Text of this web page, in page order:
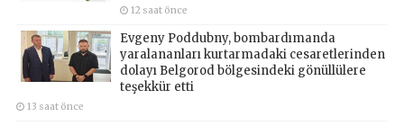
12 saat önce
Evgeny Poddubny, bombardımanda
yaralananları kurtarmadaki cesaretlerinden
dolayı Belgorod bölgesindeki gönüllülere
teşekkür etti
13 saat önce